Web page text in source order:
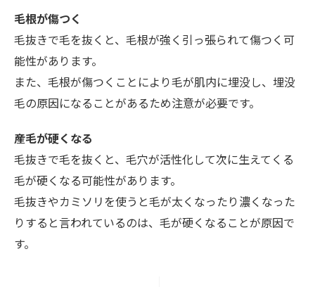
毛根が傷つく
毛抜きで毛を抜くと、毛根が強く引っ張られて傷つく可
能性があります。
また、毛根が傷つくことにより毛が肌内に埋没し、埋没
毛の原因になることがあるため注意が必要です。
産毛が硬くなる
毛抜きで毛を抜くと、毛穴が活性化して次に生えてくる
毛が硬くなる可能性があります。
毛抜きやカミソリを使うと毛が太くなったり濃くなった
りすると言われているのは、毛が硬くなることが原因で
す。